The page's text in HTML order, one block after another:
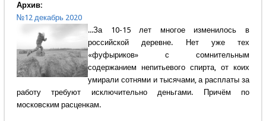
Архив:
№12 декабрь 2020
...За 10-15 лет многое изменилось в
российской деревне. Нет уже тех
«фуфыриков» с сомнительным
содержанием непитьевого спирта, от коих
умирали сотнями и тысячами, а расплаты за
работу требуют исключительно деньгами. Причём по
московским расценкам.